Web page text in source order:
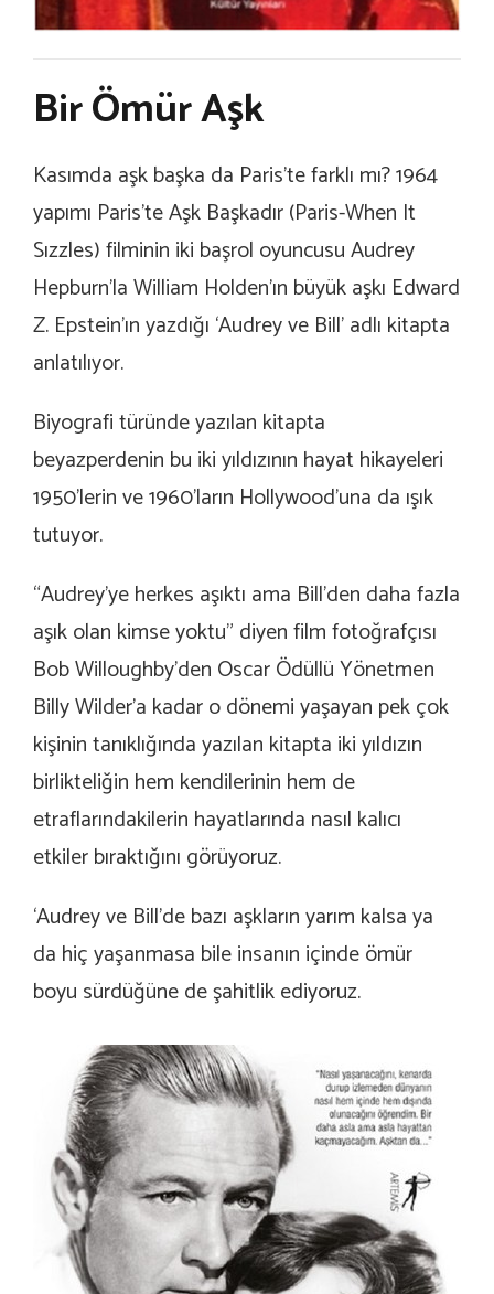
Bir Ömür Aşk
Kasımda aşk başka da Paris’te farklı mı? 1964
yapımı Paris’te Aşk Başkadır (Paris-When It
Sızzles) filminin iki başrol oyuncusu Audrey
Hepburn’la William Holden’ın büyük aşkı Edward
Z. Epstein’ın yazdığı ‘Audrey ve Bill’ adlı kitapta
anlatılıyor.
Biyografi türünde yazılan kitapta
beyazperdenin bu iki yıldızının hayat hikayeleri
1950’lerin ve 1960’ların Hollywood’una da ışık
tutuyor.
“Audrey’ye herkes aşıktı ama Bill’den daha fazla
aşık olan kimse yoktu” diyen film fotoğrafçısı
Bob Willoughby’den Oscar Ödüllü Yönetmen
Billy Wilder’a kadar o dönemi yaşayan pek çok
kişinin tanıklığında yazılan kitapta iki yıldızın
birlikteliğin hem kendilerinin hem de
etraflarındakilerin hayatlarında nasıl kalıcı
etkiler bıraktığını görüyoruz.
‘Audrey ve Bill’de bazı aşkların yarım kalsa ya
da hiç yaşanmasa bile insanın içinde ömür
boyu sürdüğüne de şahitlik ediyoruz.